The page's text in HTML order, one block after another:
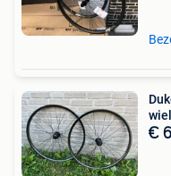
€